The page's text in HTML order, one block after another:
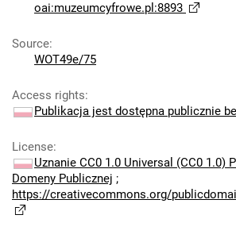
oai:muzeumcyfrowe.pl:8893
Source:
WOT49e/75
Access rights:
Publikacja jest dostępna publicznie
License:
Uznanie CC0 1.0 Universal (CC0 1.0)
Domeny Publicznej ;
https://creativecommons.org/